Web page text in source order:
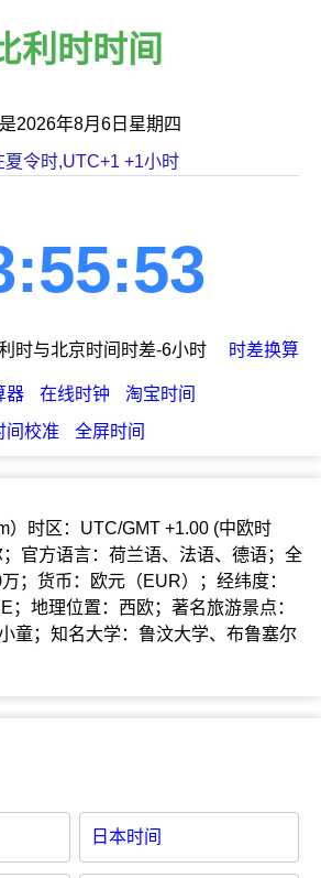
利时时间
2026年8月6日星期四
夏令时,UTC+1 +1小时
时与北京时间时差-6小时 时差换算
器 在线时钟
淘宝时间
间校准 全屏时间
）时区：UTC/GMT +1.00 (中欧时
官方语言：荷兰语、法语、德语；全
；货币：欧元（EUR）；经纬度：
；地理位置：西欧；著名旅游景点：
童；知名大学：鲁汶大学、布鲁塞尔
日本时间